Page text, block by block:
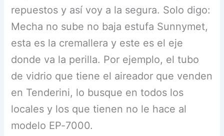
repuestos y así voy a la segura. Solo digo:
Mecha no sube no baja estufa Sunnymet,
esta es la cremallera y este es el eje
donde va la perilla. Por ejemplo, el tubo
de vidrio que tiene el aireador que venden
en Tenderini, lo busque en todos los
locales y los que tienen no le hace al
modelo EP-7000.